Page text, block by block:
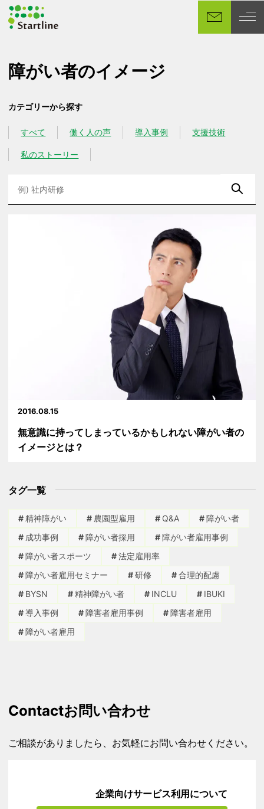
イ
へ
移
障がい者のイメージ
カテゴリーから探す
カテゴリー
すべて
カテゴリー
働く人の声
カテゴリー
導入事例
カテゴリー
支援技術
カテゴリー
私のストーリー
2016.08.15
無意識に持ってしまっているかもしれない障がい者の
イメージとは？
タグ一覧
精神障がい 農園型雇用 Q&A
障がい者
成功事例
障がい者採用
障がい者雇用事例
障がい者スポーツ
法定雇用率
障がい者雇用セミナー
研修
合理的配慮
BYSN
精神障がい者 INCLU
IBUKI
導入事例
障害者雇用事例
障害者雇用
障がい者雇用
Contactお問い合わせ
ご相談がありましたら、お気軽にお問い合わせください。
企業向けサービス利用について